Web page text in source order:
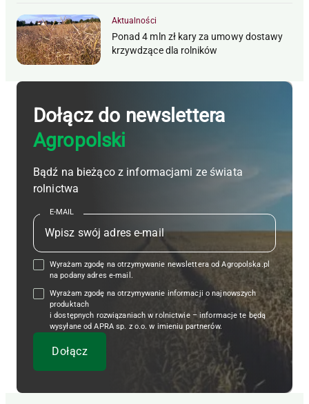
Aktualności
Ponad 4 mln zł kary za umowy dostawy
krzywdzące dla rolników
Dołącz do newslettera
Agropolski
Bądź na bieżąco z informacjami ze świata
rolnictwa
E-MAIL
Wyrażam zgodę na otrzymywanie newslettera od Agropolska.pl
na podany adres e-mail.
Wyrażam zgodę na otrzymywanie informacji o najnowszych
produktach
i dostępnych rozwiązaniach w rolnictwie – informacje te będą
wysyłane od APRA sp. z o.o. w imieniu partnerów.